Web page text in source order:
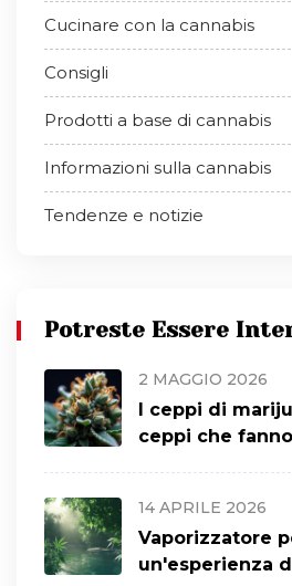
Cucinare con la cannabis
Consigli
Prodotti a base di cannabis
Informazioni sulla cannabis
Tendenze e notizie
Potreste Essere
2 MAGGIO 2026
I ceppi di
ceppi che
14 APRILE 2026
Vaporizzatore
un'esperienza